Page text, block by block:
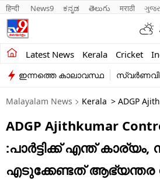
हिन्दी News9 ಕನ್ನಡ తెలుగు मराठी
Latest News Kerala Cricket
Kerala
India
Entertainment
Business
Education
ഇന്നത്തെ കാലാവസ്ഥ
Malayalam News Kerala > ADGP
ADGP Ajithkumar
:പാര്‍ട്ടിക്ക് എന്ത് കാര്യം,
എടുക്കേണ്ടത് ആഭ്യന്തര